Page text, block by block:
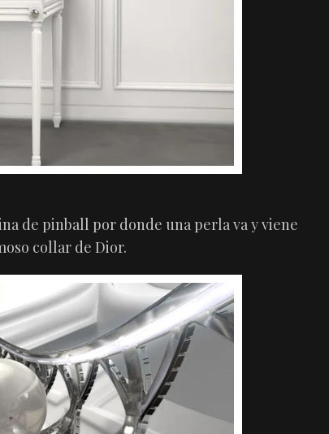
de pinball por donde una perla va y viene
collar de Dior.